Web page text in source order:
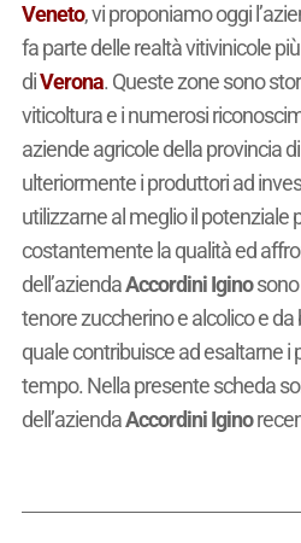
Veneto, vi proponiamo oggi
fa parte delle realtà vitivinicole
diVerona. Queste zone sono
viticoltura e i numerosi
aziende agricole della provincia di
ulteriormente i produttori ad
utilizzarne al meglio il potenziale
costantemente la qualità ed
dell’aziendaAccordini Iginosono
tenore zuccherino e alcolico e da
quale contribuisce ad esaltarne i
tempo. Nella presente scheda
dell’aziendaAccordini Igino